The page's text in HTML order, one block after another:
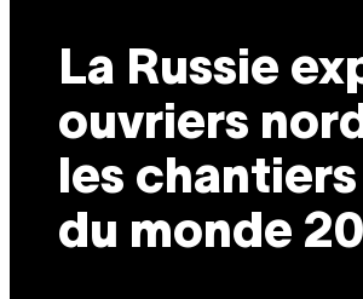
La Russie
ouvriers
les
du monde